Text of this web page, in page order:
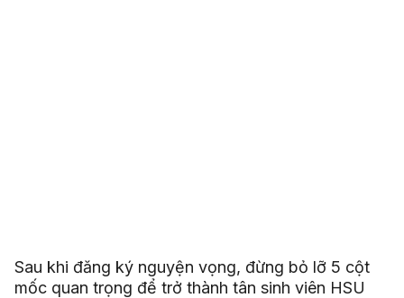
Sau khi đăng ký nguyện vọng, đừng bỏ lỡ 5 cột
mốc quan trọng để trở thành tân sinh viên HSU